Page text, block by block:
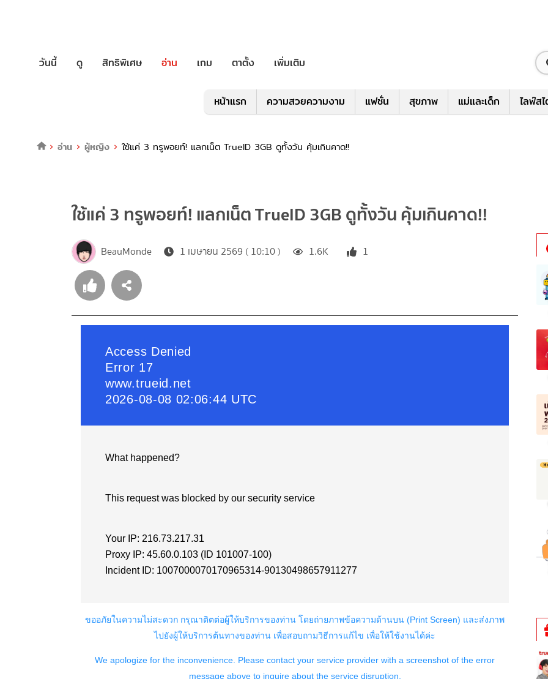
วันนี้ ดู สิทธิพิเศษ อ่าน เกม ตาตั้ง เพิ่มเติม
หน้าแรก ความสวยความงาม แฟชั่น สุขภาพ แม่และเด็ก ไลฟ์ส
อ่าน ผู้หญิง ใช้แค่ 3 ทรูพอยท์! แลกเน็ต TrueID 3GB ดูทั้งวัน คุ้มเกินคาด!!
ใช้แค่ 3 ทรูพอยท์! แลกเน็ต TrueID 3GB ดูทั้งวัน คุ้มเกินคาด!!
BeauMonde 1 เมษายน 2569 ( 10:10 ) 1.6K 1